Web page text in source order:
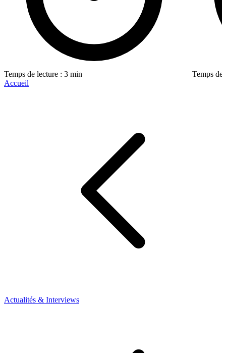
Temps de lecture : 3 min
Temps de
Accueil
Actualités & Interviews